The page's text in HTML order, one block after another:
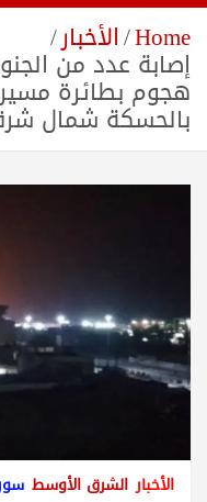
Home الأخبار
إصابة عدد من
هجوم بطائرة
بالحسكة شمال
الأخبار الشرق الأوسط